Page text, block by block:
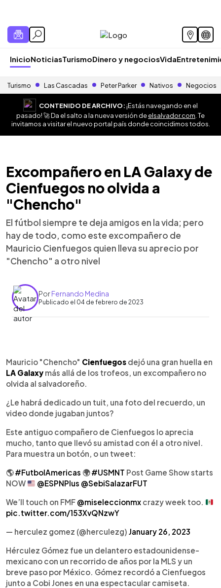
InicioNoticiasTurismoDinero y negociosVida
Turismo Las Cascadas Peter Parker Nativos Negocios
CONTENIDO DE ARCHIVO:¡Estás navegando en el
pasado! 🚀 Da el salto a la nueva versión deelsalvador.com . Te
invitamos a visitar el nuevo portal país donde coincidimos todos.
Excompañero en LA Galaxy de
Cienfuegos no olvida a
"Chencho"
El fútbol siempre te deja amigos en la vida; pero
hay de todo, como este excompañero de
Mauricio Cienfuegos quien lleva su aprecio por
"Chencho" a otro nivel
PorFernando Medina
Publicado el 04 de febrero de 2023
► Escuchar artículo
Mauricio "Chencho" Cienfuegos dejó una gran huella en
LA Galaxy más allá de los trofeos, un excompañero no
olvida al salvadoreño.
¿Le habrá dedicado un tuit, una foto del recuerdo, un
video donde jugaban juntos?
Este antiguo compañero de Cienfuegos lo aprecia
mucho, tanto que llevó su amistad con él a otro nivel.
Para muestra un botón, o un tweet:
🌎#FutbolAmericas 🌍#USMNT Post Game Show starts
NOW
@ESPNPlus @SebiSalazarFUT
We’ll touch on FMF @miseleccionmx crazy week too.
pic.twitter.com/153XvQNzwY
— herculez gomez (@herculezg) January 26, 2023
Hérculez Gómez fue un delantero estadounidense-
mexicano con un recorrido de años por la MLS y un
breve paso por México. Gómez recordó a Cienfuegos
junto a Cobi Jones en una espectacular camiseta.